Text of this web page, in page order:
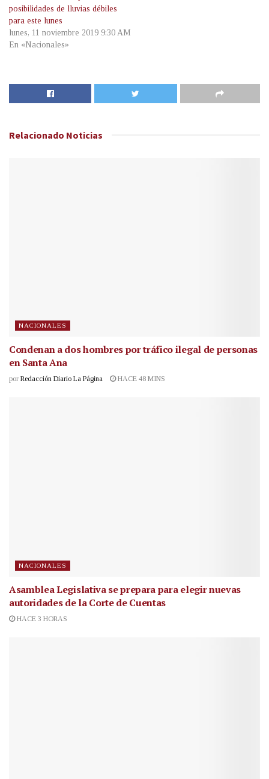
posibilidades de lluvias débiles
para este lunes
lunes, 11 noviembre 2019 9:30 AM
En «Nacionales»
Relacionado Noticias
NACIONALES
Condenan a dos hombres por tráfico ilegal de personas
en Santa Ana
por Redacción Diario La Página HACE 48 MINS
NACIONALES
Asamblea Legislativa se prepara para elegir nuevas
autoridades de la Corte de Cuentas
HACE 3 HORAS